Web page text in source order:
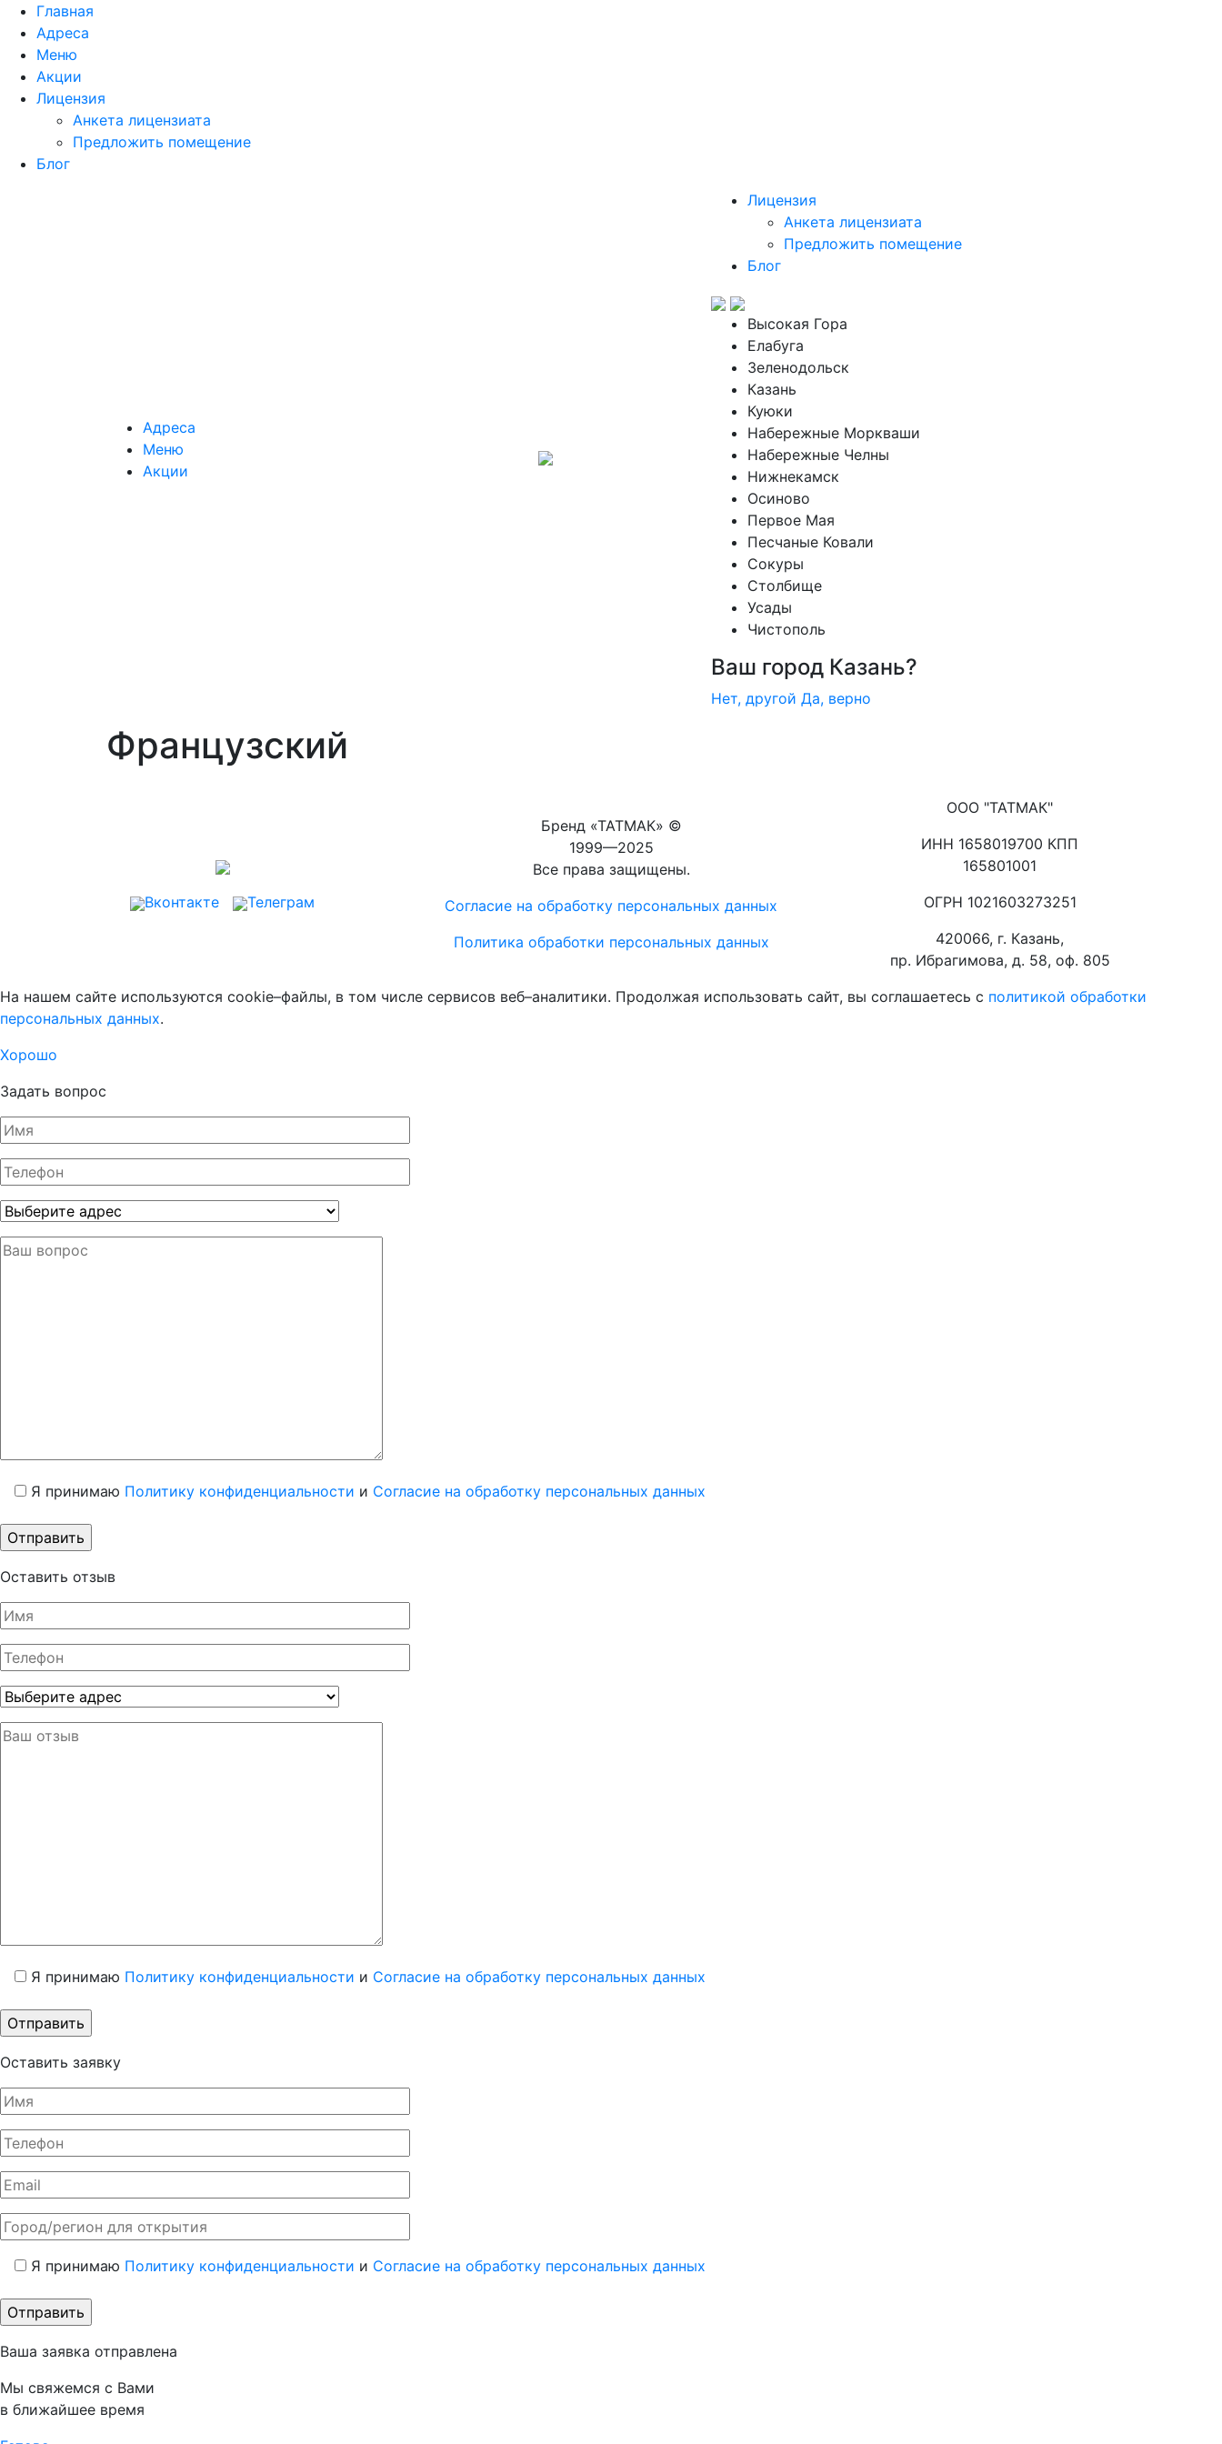
Главная
Адреса
Меню
Акции
Лицензия
Анкета лицензиата
Предложить помещение
Блог
Адреса
Меню
Акции
Лицензия
Анкета лицензиата
Предложить помещение
Блог
Высокая Гора
Елабуга
Зеленодольск
Казань
Куюки
Набережные Моркваши
Набережные Челны
Нижнекамск
Осиново
Первое Мая
Песчаные Ковали
Сокуры
Столбище
Усады
Чистополь
Ваш город Казань?
Нет, другой Да, верно
Французский
Вконтакте Телеграм
Бренд «ТАТМАК» ©
1999—2025
Все права защищены.
Согласие на обработку персональных данных
Политика обработки персональных данных
ООО "ТАТМАК"
ИНН 1658019700 КПП
165801001
ОГРН 1021603273251
420066, г. Казань,
пр. Ибрагимова, д. 58, оф. 805
На нашем сайте используются cookie–файлы, в том числе сервисов веб–аналитики. Продолжая использовать сайт, вы соглашаетесь с политикой обработки
персональных данных.
Хорошо
Задать вопрос
Я принимаю Политику конфиденциальности и Согласие на обработку персональных данных
Оставить отзыв
Я принимаю Политику конфиденциальности и Согласие на обработку персональных данных
Оставить заявку
Я принимаю Политику конфиденциальности и Согласие на обработку персональных данных
Ваша заявка отправлена
Мы свяжемся с Вами
в ближайшее время